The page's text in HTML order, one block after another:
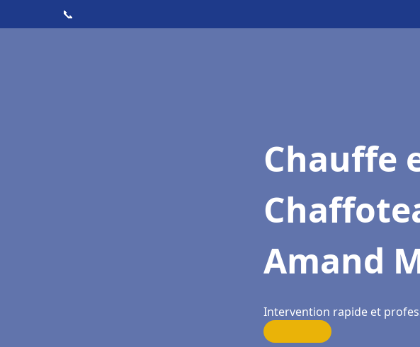
📞
Chauffe
Amand
Intervention rapide et